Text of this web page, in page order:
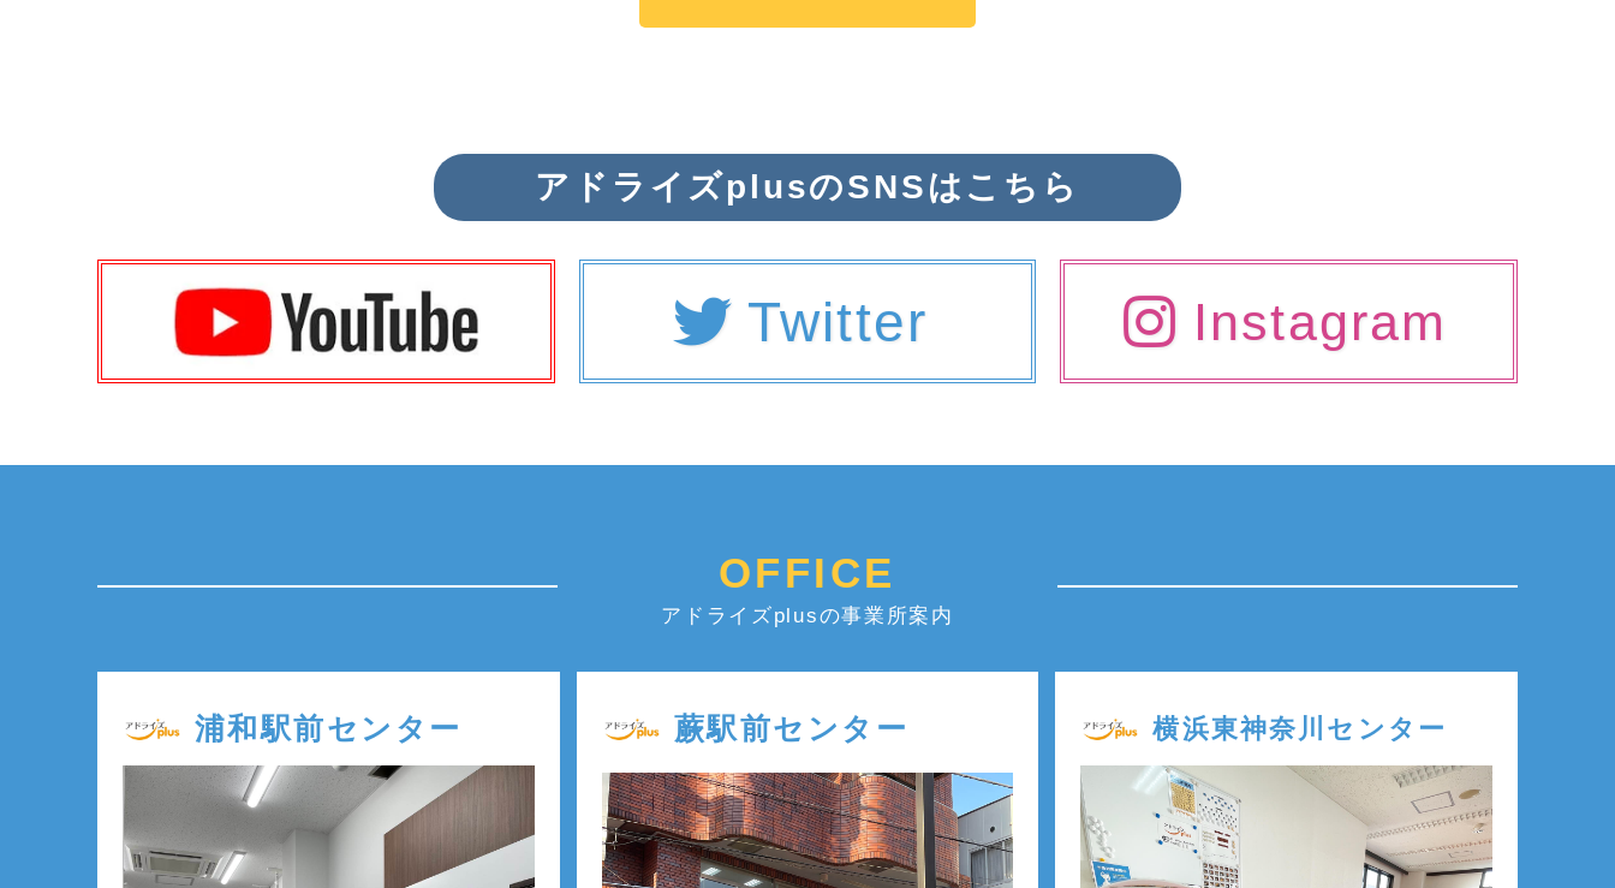
アドライズplusのSNSはこちら
Twitter Instagram
OFFICE
アドライズplusの事業所案内
浦和駅前センター 蕨駅前センター 横浜東神奈川センター